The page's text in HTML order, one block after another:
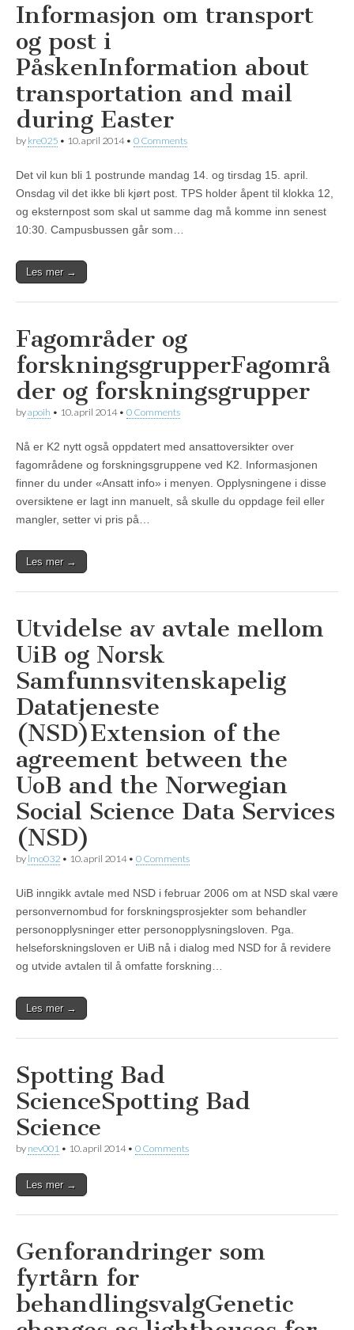
Informasjon om transport
og post i
PåskenInformation about
transportation and mail
during Easter
by kre025 • 10. april 2014• 0 Comments
Det vil kun bli 1 postrunde mandag 14. og tirsdag 15. april.
Onsdag vil det ikke bli kjørt post. TPS holder åpent til klokka 12,
og eksternpost som skal ut samme dag må komme inn senest
10:30. Campusbussen går som…
Les mer →
Fagområder og
forskningsgrupperFagområ
der og forskningsgrupper
byapoih • 10. april 2014• 0 Comments
Nå er K2 nytt også oppdatert med ansattoversikter over
fagområdene og forskningsgruppene ved K2. Informasjonen
finner du under «Ansatt info» i menyen. Opplysningene i disse
oversiktene er lagt inn manuelt, så skulle du oppdage feil eller
mangler, setter vi pris på…
Les mer →
Utvidelse av avtale mellom
UiB og Norsk
Samfunnsvitenskapelig
Datatjeneste
(NSD)Extension of the
agreement between the
UoB and the Norwegian
Social Science Data Services
(NSD)
by lmo032 • 10. april 2014• 0 Comments
UiB inngikk avtale med NSD i februar 2006 om at NSD skal være
personvernombud for forskningsprosjekter som behandler
personopplysninger etter personopplysningsloven. Pga.
helseforskningsloven er UiB nå i dialog med NSD for å revidere
og utvide avtalen til å omfatte forskning…
Les mer →
Spotting Bad
ScienceSpotting Bad
Science
by nev001 • 10. april 2014• 0 Comments
Les mer →
Genforandringer som
fyrtårn for
behandlingsvalgGenetic